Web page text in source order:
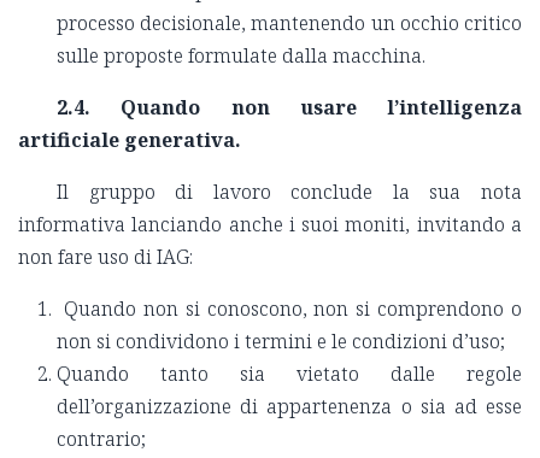
processo decisionale, mantenendo un occhio critico
sulle proposte formulate dalla macchina.
2.4. Quando non usare l’intelligenza
artificiale generativa.
Il gruppo di lavoro conclude la sua nota
informativa lanciando anche i suoi moniti, invitando a
non fare uso di IAG:
Quando non si conoscono, non si comprendono o
non si condividono i termini e le condizioni d’uso;
Quando tanto sia vietato dalle regole
dell’organizzazione di appartenenza o sia ad esse
contrario;